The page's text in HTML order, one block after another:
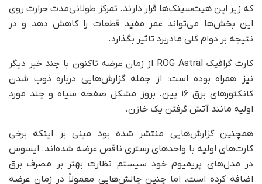
که زیر این هیت‌سینک‌ها قرار دارند. تمرکز طولانی‌مدت حرارت روی
این بخش‌ها می‌تواند عمر مفید قطعات را کاهش دهد و در
نتیجه بر دوام کلی مادربرد تاثیر بگذارد.
کارت گرافیک ROG Astral از زمان عرضه تاکنون با چند خبر دیگر
نیز همراه بوده است؛ از جمله گزارش‌هایی درباره ذوب شدن
کانکتورهای برق ۱۶ پین، بروز مشکل صفحه سیاه و چند مورد
اولیه مانند آتش گرفتن یک خازن.
همچنین گزارش‌هایی منتشر شده بود مبنی بر اینکه برخی
کارت‌های اولیه با واحدهای رستری ناقص عرضه شده‌اند. ایسوس
در مدل‌های پریمیوم خود سیستم نظارت بهتر بر مصرف برق
اضافه کرده است، اما چنین چالش‌هایی معمولاً در زمان عرضه